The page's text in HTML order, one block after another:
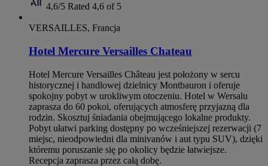
4,6/5 Rated 4,6 of 5
VERSAILLES, Francja
Hotel Mercure Versailles Chateau
Hotel Mercure Versailles Château jest położony w sercu
historycznej i handlowej dzielnicy Montbauron i oferuje
spokojny pobyt w urokliwym otoczeniu. Hotel w Wersalu
zaprasza do 60 pokoi, oferujących atmosferę przyjazną dla
rodzin. Skosztuj śniadania obejmującego lokalne produkty.
Pobyt ułatwi parking dostępny po wcześniejszej rezerwacji (7
miejsc, nieodpowiedni dla minivanów i aut typu SUV), dzięki
któremu poruszanie się po okolicy będzie łatwiejsze.
Recepcja zaprasza przez całą dobę.